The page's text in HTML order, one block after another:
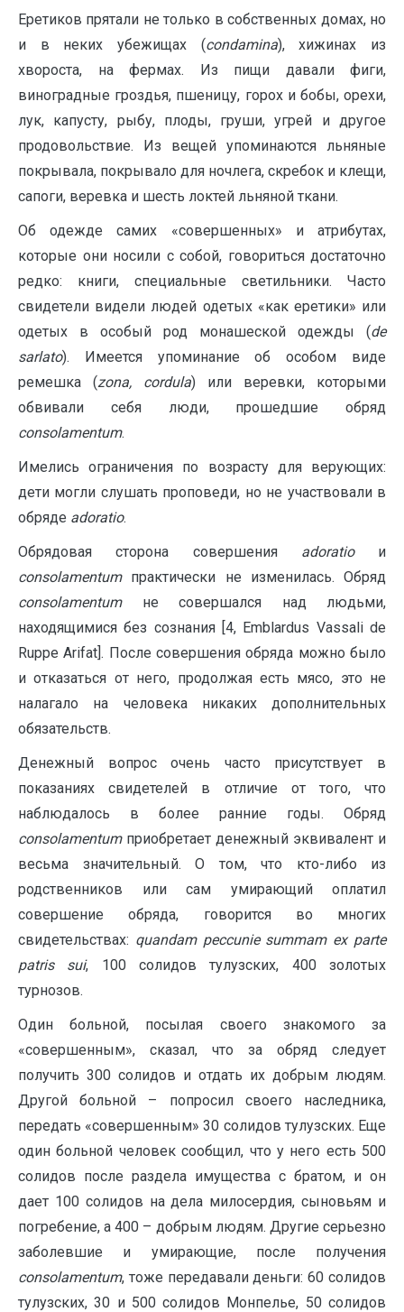
Еретиков прятали не только в собственных домах, но
и в неких убежищах (condamina), хижинах из
хвороста, на фермах. Из пищи давали фиги,
виноградные гроздья, пшеницу, горох и бобы, орехи,
лук, капусту, рыбу, плоды, груши, угрей и другое
продовольствие. Из вещей упоминаются льняные
покрывала, покрывало для ночлега, скребок и клещи,
сапоги, веревка и шесть локтей льняной ткани.
Об одежде самих «совершенных» и атрибутах,
которые они носили с собой, говориться достаточно
редко: книги, специальные светильники. Часто
свидетели видели людей одетых «как еретики» или
одетых в особый род монашеской одежды (de
sarlato). Имеется упоминание об особом виде
ремешка (zona, cordula) или веревки, которыми
обвивали себя люди, прошедшие обряд
consolamentum.
Имелись ограничения по возрасту для верующих:
дети могли слушать проповеди, но не участвовали в
обряде adoratio.
Обрядовая сторона совершения adoratioи
consolamentumпрактически не изменилась. Обряд
consolamentumне совершался над людьми,
находящимися без сознания [4, Emblardus Vassali de
Ruppe Arifat]. После совершения обряда можно было
и отказаться от него, продолжая есть мясо, это не
налагало на человека никаких дополнительных
обязательств.
Денежный вопрос очень часто присутствует в
показаниях свидетелей в отличие от того, что
наблюдалось в более ранние годы. Обряд
consolamentumприобретает денежный эквивалент и
весьма значительный. О том, что кто-либо из
родственников или сам умирающий оплатил
совершение обряда, говорится во многих
свидетельствах: quandam peccunie summam ex parte
patris
sui, 100 солидов тулузских, 400 золотых
турнозов.
Один больной, посылая своего знакомого за
«совершенным», сказал, что за обряд следует
получить 300 солидов и отдать их добрым людям.
Другой больной – попросил своего наследника,
передать «совершенным» 30 солидов тулузских. Еще
один больной человек сообщил, что у него есть 500
солидов после раздела имущества с братом, и он
дает 100 солидов на дела милосердия, сыновьям и
погребение, а 400 – добрым людям. Другие серьезно
заболевшие и умирающие, после получения
consolamentum, тоже передавали деньги: 60 солидов
тулузских, 30 и 500 солидов Монпелье, 50 солидов